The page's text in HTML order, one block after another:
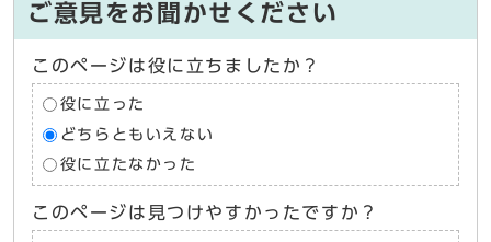
ご意見をお聞かせください
このページは役に立ちましたか？
役に立った
どちらともいえない
役に立たなかった
このページは見つけやすかったですか？